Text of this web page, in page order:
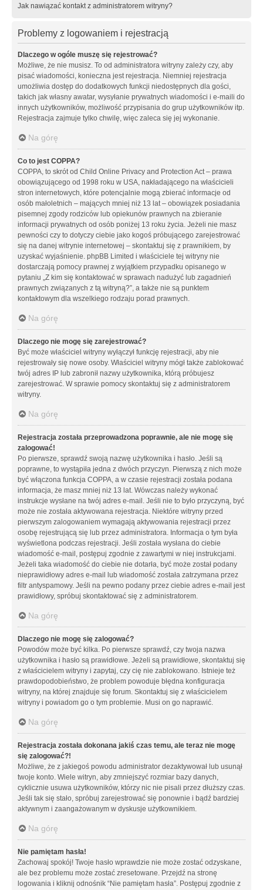
Jak nawiązać kontakt z administratorem witryny?
Problemy z logowaniem i rejestracją
Dlaczego w ogóle muszę się rejestrować?
Możliwe, że nie musisz. To od administratora witryny zależy czy, aby
pisać wiadomości, konieczna jest rejestracja. Niemniej rejestracja
umożliwia dostęp do dodatkowych funkcji niedostępnych dla gości,
takich jak własny awatar, wysyłanie prywatnych wiadomości i e-maili do
innych użytkowników, możliwość przypisania do grup użytkowników itp.
Rejestracja zajmuje tylko chwilę, więc zaleca się jej wykonanie.
Na górę
Co to jest COPPA?
COPPA, to skrót od Child Online Privacy and Protection Act – prawa
obowiązującego od 1998 roku w USA, nakładającego na właścicieli
stron internetowych, które potencjalnie mogą zbierać informacje od
osób małoletnich – mających mniej niż 13 lat – obowiązek posiadania
pisemnej zgody rodziców lub opiekunów prawnych na zbieranie
informacji prywatnych od osób poniżej 13 roku życia. Jeżeli nie masz
pewności czy to dotyczy ciebie jako kogoś próbującego zarejestrować
się na danej witrynie internetowej – skontaktuj się z prawnikiem, by
uzyskać wyjaśnienie. phpBB Limited i właściciele tej witryny nie
dostarczają pomocy prawnej z wyjątkiem przypadku opisanego w
pytaniu „Z kim się kontaktować w sprawach nadużyć lub zagadnień
prawnych związanych z tą witryną?”, a także nie są punktem
kontaktowym dla wszelkiego rodzaju porad prawnych.
Na górę
Dlaczego nie mogę się zarejestrować?
Być może właściciel witryny wyłączył funkcję rejestracji, aby nie
rejestrowały się nowe osoby. Właściciel witryny mógł także zablokować
twój adres IP lub zabronił nazwy użytkownika, którą próbujesz
zarejestrować. W sprawie pomocy skontaktuj się z administratorem
witryny.
Na górę
Rejestracja została przeprowadzona poprawnie, ale nie mogę się
zalogować!
Po pierwsze, sprawdź swoją nazwę użytkownika i hasło. Jeśli są
poprawne, to wystąpiła jedna z dwóch przyczyn. Pierwszą z nich może
być włączona funkcja COPPA, a w czasie rejestracji została podana
informacja, że masz mniej niż 13 lat. Wówczas należy wykonać
instrukcje wysłane na twój adres e-mail. Jeśli nie to było przyczyną, być
może nie została aktywowana rejestracja. Niektóre witryny przed
pierwszym zalogowaniem wymagają aktywowania rejestracji przez
osobę rejestrującą się lub przez administratora. Informacja o tym była
wyświetlona podczas rejestracji. Jeśli została wysłana do ciebie
wiadomość e-mail, postępuj zgodnie z zawartymi w niej instrukcjami.
Jeżeli taka wiadomość do ciebie nie dotarła, być może został podany
nieprawidłowy adres e-mail lub wiadomość została zatrzymana przez
filtr antyspamowy. Jeśli na pewno podany przez ciebie adres e-mail jest
prawidłowy, spróbuj skontaktować się z administratorem.
Na górę
Dlaczego nie mogę się zalogować?
Powodów może być kilka. Po pierwsze sprawdź, czy twoja nazwa
użytkownika i hasło są prawidłowe. Jeżeli są prawidłowe, skontaktuj się
z właścicielem witryny i zapytaj, czy cię nie zablokowano. Istnieje też
prawdopodobieństwo, że problem powoduje błędna konfiguracja
witryny, na której znajduje się forum. Skontaktuj się z właścicielem
witryny i powiadom go o tym problemie. Musi on go naprawić.
Na górę
Rejestracja została dokonana jakiś czas temu, ale teraz nie mogę
się zalogować?!
Możliwe, że z jakiegoś powodu administrator dezaktywował lub usunął
twoje konto. Wiele witryn, aby zmniejszyć rozmiar bazy danych,
cyklicznie usuwa użytkowników, którzy nic nie pisali przez dłuższy czas.
Jeśli tak się stało, spróbuj zarejestrować się ponownie i bądź bardziej
aktywnym i zaangażowanym w dyskusje użytkownikiem.
Na górę
Nie pamiętam hasła!
Zachowaj spokój! Twoje hasło wprawdzie nie może zostać odzyskane,
ale bez problemu może zostać zresetowane. Przejdź na stronę
logowania i kliknij odnośnik “Nie pamiętam hasła”. Postępuj zgodnie z